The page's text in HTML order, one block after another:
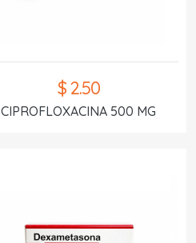
$ 2.50
CIPROFLOXACINA 500 MG